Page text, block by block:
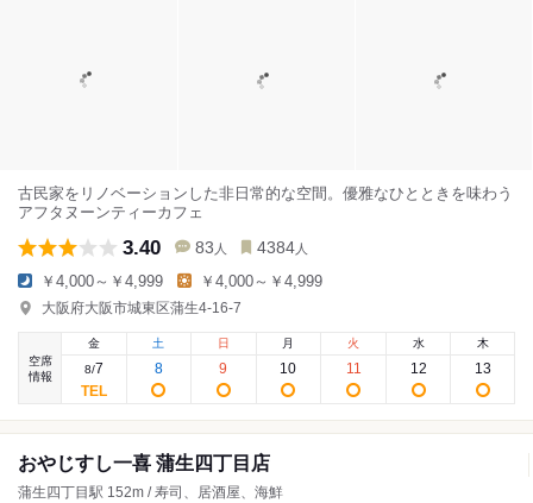
古民家をリノベーションした非日常的な空間。優雅なひとときを味わう
アフタヌーンティーカフェ
3.40 83 人 4384 人
￥4,000～￥4,999 ￥4,000～￥4,999
大阪府大阪市城東区蒲生4-16-7
空席
情報
金
8/7
土
8
日
9
月
10
火
11
水
12
木
13
おやじすし一喜 蒲生四丁目店
蒲生四丁目駅 152m / 寿司、居酒屋、海鮮